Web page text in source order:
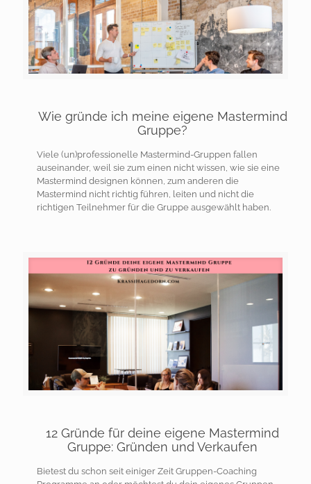
Wie gründe ich meine eigene Mastermind
Gruppe?
Viele (un)professionelle Mastermind-Gruppen fallen
auseinander, weil sie zum einen nicht wissen, wie sie eine
Mastermind designen können, zum anderen die
Mastermind nicht richtig führen, leiten und nicht die
richtigen Teilnehmer für die Gruppe ausgewählt haben.
12 Gründe für deine eigene Mastermind
Gruppe: Gründen und Verkaufen
Bietest du schon seit einiger Zeit Gruppen-Coaching